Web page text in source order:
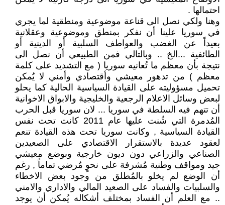
احتمالها .
وهنا ولكي نصل الى قناعة موضوعية ومنطقية لما يجري
في سوريا علينا أن نفكر بمنطق وموضوعية وعقلانية
بعيداً عن الغضب والعواطف السلبية أو الدينية أو
الطائفية ...الخ .. وبالتالي فمن الطبيعي أن نصل الى
نتيجة بأن معظم ما تُعانيه سوريا ( مع التشديد على كلمة
معظم ) من تدهور معيشي وأقتصادي وأمني لا يُمكن
تحميل مسؤوليته على القيادة السياسية الحالية كما يحلو
لبعض وسائل الاعلام الرجعية والخليجية والابواق الاخوانية
أن تتهم فيه السلطة في سوريا ... لان سوريا قبل الحرب
المُدمرة التي شُنت عليها عام 2011 كانت تحت نفس
القيادة السياسية , وكانت سوريا تحت هذه القيادة تنعم
لعقود عديدة بالاستقرار الاقتصادي على الصعيدين
الصناعي والزراعي دون ديون خارجية وبوضع معيشي
جيد ومواقف وطنية مُشرفة على نحوٍ مُرضي تماماً , رغم
أن الوضع لم يخلو بالمُطلق من وجود بعض الاخطاء
والسلبيات والفساد على الصعيد المالي والاداري والامني
.. مع العلم أن الفساد بمختلف أشكاله يُمكن أن يوجد